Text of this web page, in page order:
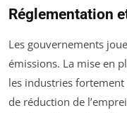
Réglementation
Les gouvernements
émissions. La mise en
les industries fortement
de réduction de